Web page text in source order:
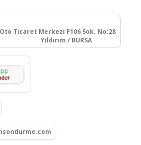
Ticaret Merkezi F106 Sok. No:28
/ BURSA